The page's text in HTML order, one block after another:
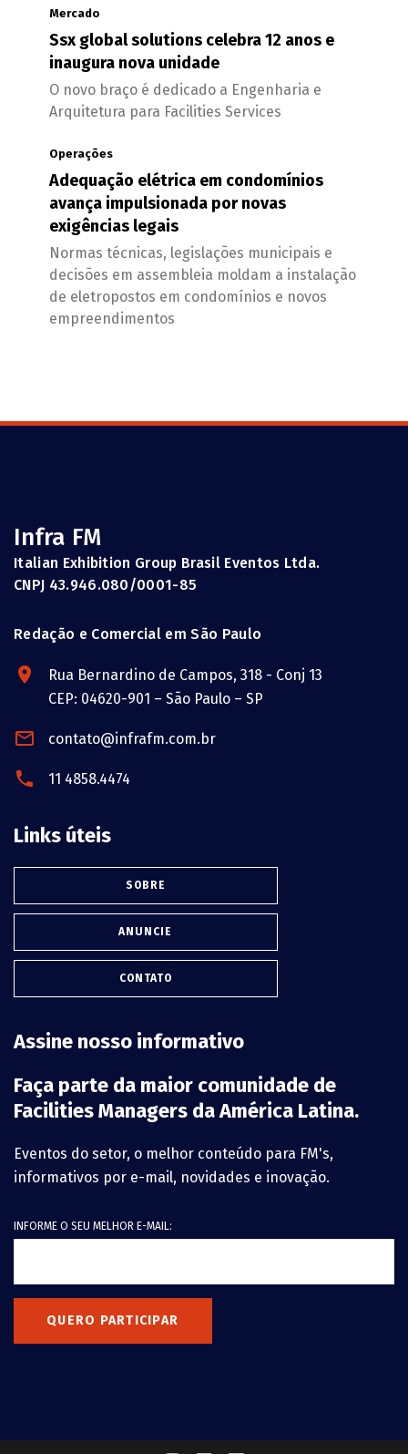
Mercado
Ssx global solutions celebra 12 anos e
inaugura nova unidade
O novo braço é dedicado a Engenharia e
Arquitetura para Facilities Services
Operações
Adequação elétrica em condomínios
avança impulsionada por novas
exigências legais
Normas técnicas, legislações municipais e
decisões em assembleia moldam a instalação
de eletropostos em condomínios e novos
empreendimentos
Infra FM
Italian Exhibition Group Brasil Eventos Ltda.
CNPJ 43.946.080/0001-85
Redação e Comercial em São Paulo
Rua Bernardino de Campos, 318 - Conj 13
CEP: 04620-901 – São Paulo – SP
contato@infrafm.com.br
11 4858.4474
Links úteis
SOBRE
ANUNCIE
CONTATO
Assine nosso informativo
Faça parte da maior comunidade de
Facilities Managers da América Latina.
Eventos do setor, o melhor conteúdo para FM's,
informativos por e-mail, novidades e inovação.
INFORME O SEU MELHOR E-MAIL:
QUERO PARTICIPAR